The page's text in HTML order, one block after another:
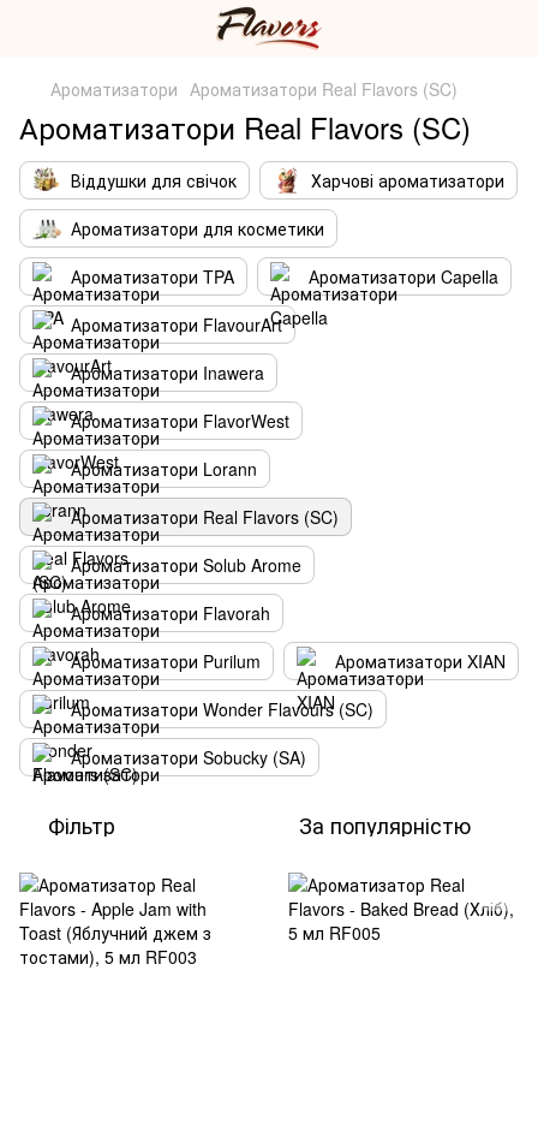
Ароматизатори Ароматизатори Real Flavors (SC)
Ароматизатори Real Flavors (SC)
Віддушки для свічок
Харчові ароматизатори
Ароматизатори для косметики
Ароматизатори TPA
Ароматизатори Capella
Ароматизатори FlavourArt
Ароматизатори Inawera
Ароматизатори FlavorWest
Ароматизатори Lorann
Ароматизатори Real Flavors (SC)
Ароматизатори Solub Arome
Ароматизатори Flavorah
Ароматизатори Purilum
Ароматизатори XIAN
Ароматизатори Wonder Flavours (SC)
Ароматизатори Sobucky (SA)
Фільтр За популярністю